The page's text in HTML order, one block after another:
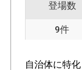
登場数
9件
自治体に特